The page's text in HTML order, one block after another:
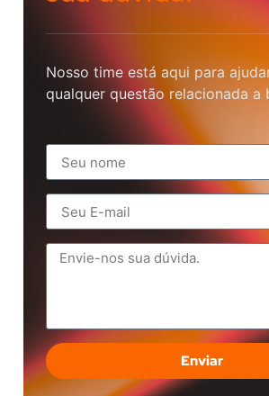
Nosso time está aqui para
qualquer questão relacionada a
Enviar